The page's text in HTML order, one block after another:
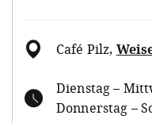
Café Pilz,
Dienstag –
Donnerstag –